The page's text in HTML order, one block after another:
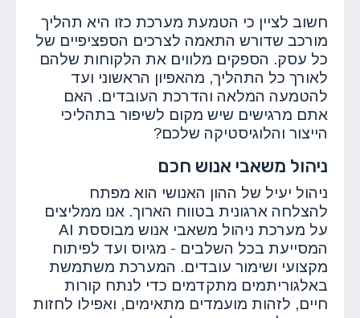
חשוב לציין כי הטמעת מערכת כזו היא תהליך
מורכב שדורש התאמה לצרכים הספציפיים של
כל עסק. הספקים מלווים את הלקוחות שלהם
לאורך כל התהליך, מהאפיון הראשוני ועד
להטמעה המלאה והדרכת העובדים. האם
אתם מרגישים שיש מקום לשיפור בתהליכי
הייצור והלוגיסטיקה שלכם?
ניהול משאבי אנוש חכם
ניהול יעיל של ההון האנושי הוא מפתח
להצלחה ארגונית בטווח הארוך. אנו ממליצים
על מערכת ניהול משאבי אנוש מבוססת AI
המסייעת בכל השלבים - מגיוס ועד לפיתוח
מקצועי ושימור עובדים. המערכת משתמשת
באלגוריתמים מתקדמים כדי לנתח קורות
חיים, לזהות מועמדים מתאימים, ואפילו לחזות